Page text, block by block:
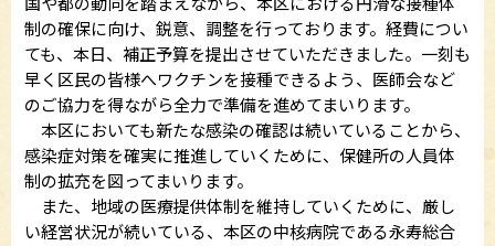
制の確保に向け、鋭意、調整を行っております。経費につい
ても、本日、補正予算を提出させていただきました。一刻も
早く区民の皆様へワクチンを接種できるよう、医師会など
のご協力を得ながら全力で準備を進めてまいります。
本区においても新たな感染の確認は続いていることから、
感染症対策を確実に推進していくために、保健所の人員体
制の拡充を図ってまいります。
また、地域の医療提供体制を維持していくために、厳し
い経営状況が続いている、本区の中核病院である永寿総合